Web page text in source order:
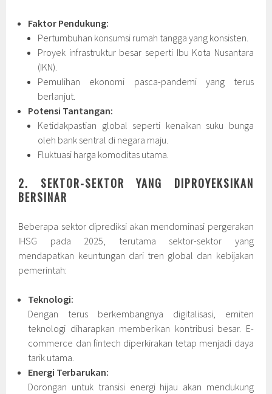
Faktor Pendukung:
Pertumbuhan konsumsi rumah tangga yang konsisten.
Proyek infrastruktur besar seperti Ibu Kota Nusantara
(IKN).
Pemulihan ekonomi pasca-pandemi yang terus
berlanjut.
Potensi Tantangan:
Ketidakpastian global seperti kenaikan suku bunga
oleh bank sentral di negara maju.
Fluktuasi harga komoditas utama.
2. SEKTOR-SEKTOR YANG DIPROYEKSIKAN
BERSINAR
Beberapa sektor diprediksi akan mendominasi pergerakan
IHSG pada 2025, terutama sektor-sektor yang
mendapatkan keuntungan dari tren global dan kebijakan
pemerintah:
Teknologi:
Dengan terus berkembangnya digitalisasi, emiten
teknologi diharapkan memberikan kontribusi besar. E-
commerce dan fintech diperkirakan tetap menjadi daya
tarik utama.
Energi Terbarukan:
Dorongan untuk transisi energi hijau akan mendukung